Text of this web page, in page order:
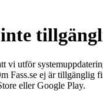
vi utför
Fass.se ej är tillgänglig
eller Google Play.